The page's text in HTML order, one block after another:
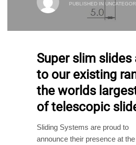
PUBLISHED IN
Super slim slides
to our existing
the worlds
of telescopic
Sliding Systems are proud to
announce their presence at the